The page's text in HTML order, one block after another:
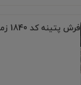
فرش پتینه کد 1840 زمینه تمام رنگ